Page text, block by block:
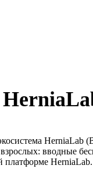
вводные
платформе HerniaLab.